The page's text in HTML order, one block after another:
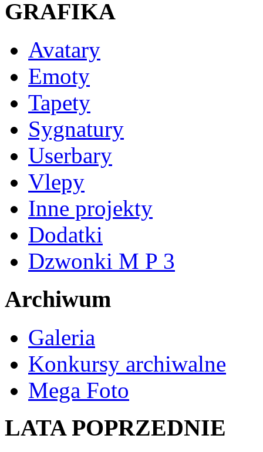
GRAFIKA
Avatary
Emoty
Tapety
Sygnatury
Userbary
Vlepy
Inne projekty
Dodatki
Dzwonki M P 3
Archiwum
Galeria
Konkursy archiwalne
Mega Foto
LATA POPRZEDNIE